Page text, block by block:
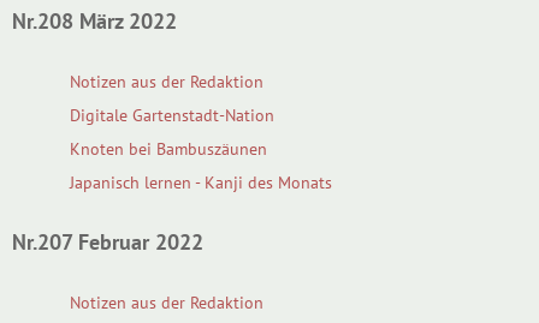
Nr.208 März 2022
Notizen aus der Redaktion
Digitale Gartenstadt-Nation
Knoten bei Bambuszäunen
Japanisch lernen - Kanji des Monats
Nr.207 Februar 2022
Notizen aus der Redaktion